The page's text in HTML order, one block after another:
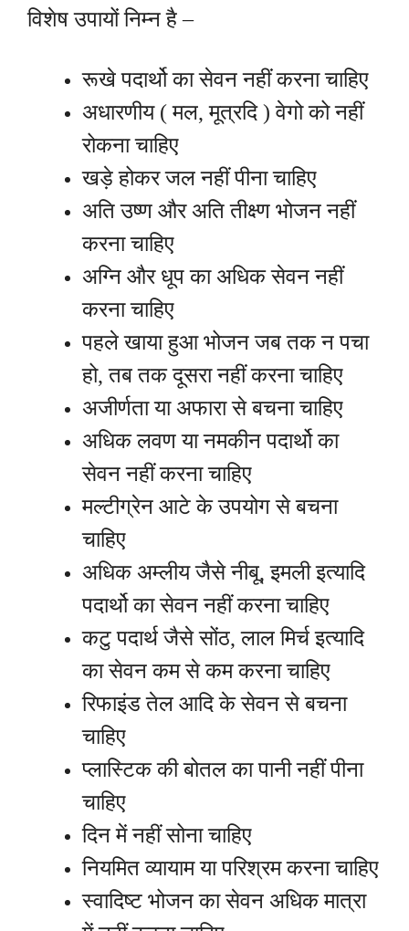
विशेष उपायों निम्न है –
रूखे पदार्थो का सेवन नहीं करना चाहिए
अधारणीय ( मल, मूत्रदि ) वेगो को नहीं
रोकना चाहिए
खड़े होकर जल नहीं पीना चाहिए
अति उष्ण और अति तीक्ष्ण भोजन नहीं
करना चाहिए
अग्नि और धूप का अधिक सेवन नहीं
करना चाहिए
पहले खाया हुआ भोजन जब तक न पचा
हो, तब तक दूसरा नहीं करना चाहिए
अजीर्णता या अफारा से बचना चाहिए
अधिक लवण या नमकीन पदार्थो का
सेवन नहीं करना चाहिए
मल्टीग्रेन आटे के उपयोग से बचना
चाहिए
अधिक अम्लीय जैसे नीबू, इमली इत्यादि
पदार्थो का सेवन नहीं करना चाहिए
कटु पदार्थ जैसे सोंठ, लाल मिर्च इत्यादि
का सेवन कम से कम करना चाहिए
रिफाइंड तेल आदि के सेवन से बचना
चाहिए
प्लास्टिक की बोतल का पानी नहीं पीना
चाहिए
दिन में नहीं सोना चाहिए
नियमित व्यायाम या परिश्रम करना चाहिए
स्वादिष्ट भोजन का सेवन अधिक मात्रा